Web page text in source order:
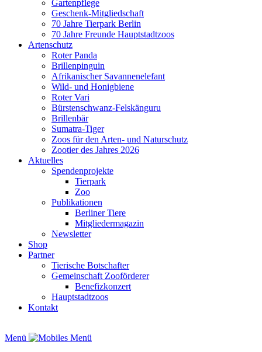
Gartenpflege
Geschenk-Mitgliedschaft
70 Jahre Tierpark Berlin
70 Jahre Freunde Hauptstadtzoos
Artenschutz
Roter Panda
Brillenpinguin
Afrikanischer Savannenelefant
Wild- und Honigbiene
Roter Vari
Bürstenschwanz-Felskänguru
Brillenbär
Sumatra-Tiger
Zoos für den Arten- und Naturschutz
Zootier des Jahres 2026
Aktuelles
Spendenprojekte
Tierpark
Zoo
Publikationen
Berliner Tiere
Mitgliedermagazin
Newsletter
Shop
Partner
Tierische Botschafter
Gemeinschaft Zooförderer
Benefizkonzert
Hauptstadtzoos
Kontakt
Menü